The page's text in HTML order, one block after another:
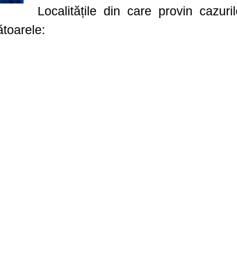
Localitățile din care provin